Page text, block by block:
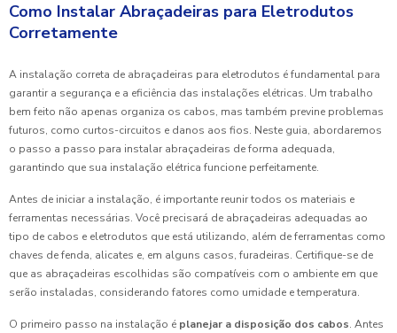
Como Instalar Abraçadeiras para Eletrodutos
Corretamente
A instalação correta de abraçadeiras para eletrodutos é fundamental para
garantir a segurança e a eficiência das instalações elétricas. Um trabalho
bem feito não apenas organiza os cabos, mas também previne problemas
futuros, como curtos-circuitos e danos aos fios. Neste guia, abordaremos
o passo a passo para instalar abraçadeiras de forma adequada,
garantindo que sua instalação elétrica funcione perfeitamente.
Antes de iniciar a instalação, é importante reunir todos os materiais e
ferramentas necessárias. Você precisará de abraçadeiras adequadas ao
tipo de cabos e eletrodutos que está utilizando, além de ferramentas como
chaves de fenda, alicates e, em alguns casos, furadeiras. Certifique-se de
que as abraçadeiras escolhidas são compatíveis com o ambiente em que
serão instaladas, considerando fatores como umidade e temperatura.
O primeiro passo na instalação é planejar a disposição dos cabos. Antes